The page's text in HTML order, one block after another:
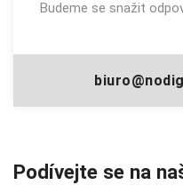
Budeme se snažit
Podívejte se na